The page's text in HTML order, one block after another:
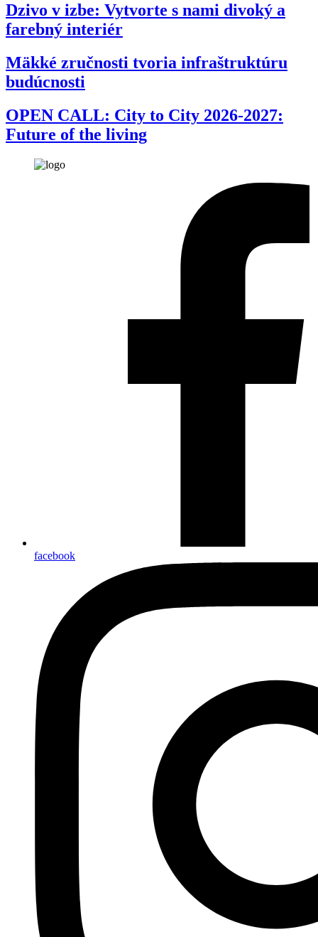
Dzivo v izbe: Vytvorte s nami divoký a
farebný interiér
Mäkké zručnosti tvoria infraštruktúru
budúcnosti
OPEN CALL: City to City 2026-2027:
Future of the living
facebook